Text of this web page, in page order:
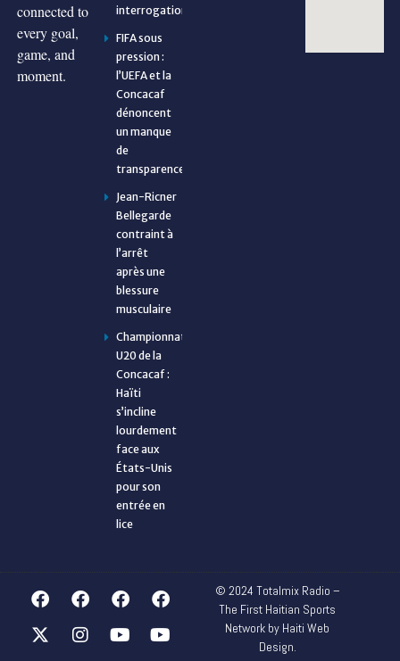
connected to
every goal,
game, and
moment.
interrogations
FIFA sous
pression :
l’UEFA et la
Concacaf
dénoncent
un manque
de
transparence
Jean-Ricner
Bellegarde
contraint à
l’arrêt
après une
blessure
musculaire
Championnat
U20 de la
Concacaf :
Haïti
s’incline
lourdement
face aux
États-Unis
pour son
entrée en
lice
© 2024 Totalmix Radio –
The First Haitian Sports
Network by Haiti Web
Design.